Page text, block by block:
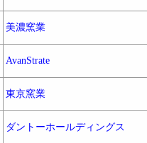
美濃窯業
AvanStrate
東京窯業
ダントーホールディングス